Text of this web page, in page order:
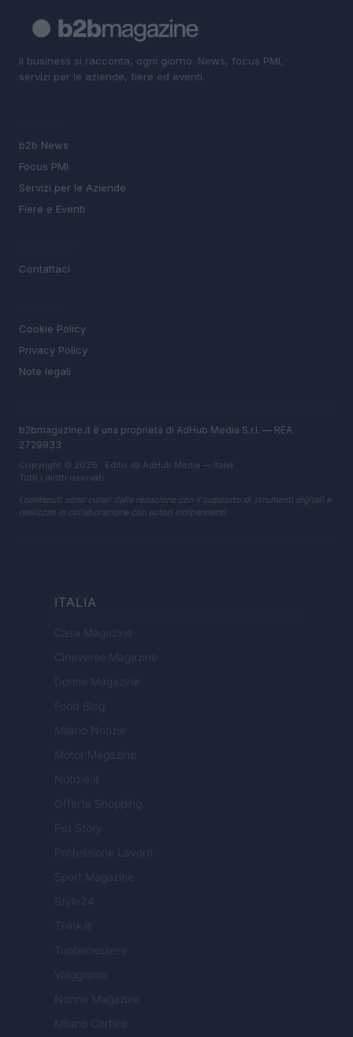
Il business si racconta, ogni giorno. News, focus PMI,
servizi per le aziende, fiere ed eventi.
b2b News
Focus PMI
Servizi per le Aziende
Fiere e Eventi
Contattaci
Cookie Policy
Privacy Policy
Note legali
b2bmagazine.it è una proprietà di AdHub Media S.r.l. — REA
2729933
Copyright © 2026 · Edito da AdHub Media — Italia
Tutti i diritti riservati
I contenuti sono curati dalla redazione con il supporto di strumenti digitali e
realizzati in collaborazione con autori indipendenti.
ITALIA
Casa Magazine
Cineverse Magazine
Donne Magazine
Food Blog
Milano Notizie
Motor Magazine
Notizie.it
Offerte Shopping
Pet Story
Professione Lavoro
Sport Magazine
Style24
Think.it
Tuobenessere
Viaggiamo
Nonne Magazine
Milano Cortina